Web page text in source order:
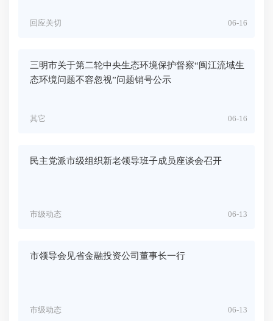
06-16
回应关切
三明市关于第二轮中央生态环境保护督察“闽江流域生
态环境问题不容忽视”问题销号公示
06-16
其它
民主党派市级组织新老领导班子成员座谈会召开
06-13
市级动态
市领导会见省金融投资公司董事长一行
06-13
市级动态